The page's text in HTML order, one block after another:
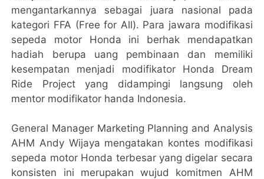
mengantarkannya sebagai juara nasional pada
kategori FFA (Free for All). Para jawara modifikasi
sepeda motor Honda ini berhak mendapatkan
hadiah berupa uang pembinaan dan memiliki
kesempatan menjadi modifikator Honda Dream
Ride Project yang didampingi langsung oleh
mentor modifikator handa Indonesia.
General Manager Marketing Planning and Analysis
AHM Andy Wijaya mengatakan kontes modifikasi
sepeda motor Honda terbesar yang digelar secara
konsisten ini merupakan wujud komitmen AHM